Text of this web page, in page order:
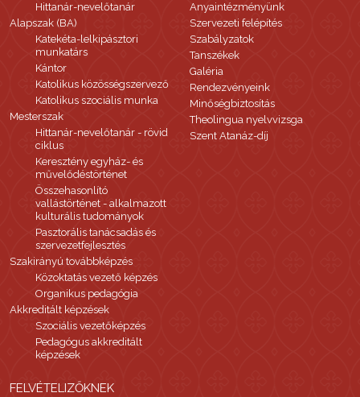
Hittanár-nevelőtanár
Alapszak (BA)
Katekéta-lelkipásztori
munkatárs
Kántor
Katolikus közösségszervező
Katolikus szociális munka
Mesterszak
Hittanár-nevelőtanár - rövid
ciklus
Keresztény egyház- és
művelődéstörténet
Összehasonlító
vallástörténet - alkalmazott
kulturális tudományok
Pasztorális tanácsadás és
szervezetfejlesztés
Szakirányú továbbképzés
Közoktatás vezető képzés
Organikus pedagógia
Akkreditált képzések
Szociális vezetőképzés
Pedagógus akkreditált
képzések
Anyaintézményünk
Szervezeti felépítés
Szabályzatok
Tanszékek
Galéria
Rendezvényeink
Minőségbiztosítás
Theolingua nyelvvizsga
Szent Atanáz-díj
FELVÉTELIZŐKNEK